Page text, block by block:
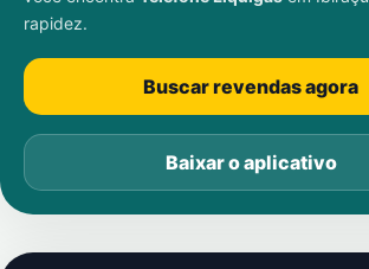
rapidez.
Buscar revendas agora
Baixar o aplicativo